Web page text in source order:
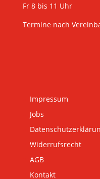
Fr 8 bis 11 Uhr
Termine nach
Impressum
Jobs
Widerrufsrecht
AGB
Kontakt